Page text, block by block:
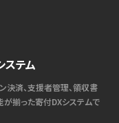
ステム
決済、支援者管理、領収書
が揃った寄付DXシステムで